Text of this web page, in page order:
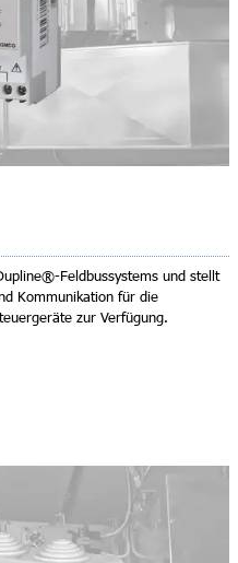
Feldbussystems und stellt
Kommunikation für die
zur Verfügung.